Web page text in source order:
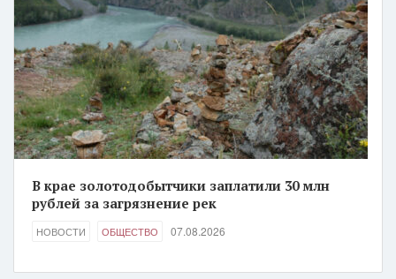
В крае золотодобытчики заплатили 30 млн
рублей за загрязнение рек
НОВОСТИ ОБЩЕСТВО 07.08.2026